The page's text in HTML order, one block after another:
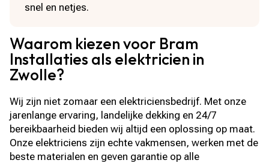
snel en netjes.
Waarom kiezen voor Bram
Installaties als elektricien in
Zwolle?
Wij zijn niet zomaar een elektriciensbedrijf. Met onze
jarenlange ervaring, landelijke dekking en 24/7
bereikbaarheid bieden wij altijd een oplossing op maat.
Onze elektriciens zijn echte vakmensen, werken met de
beste materialen en geven garantie op alle